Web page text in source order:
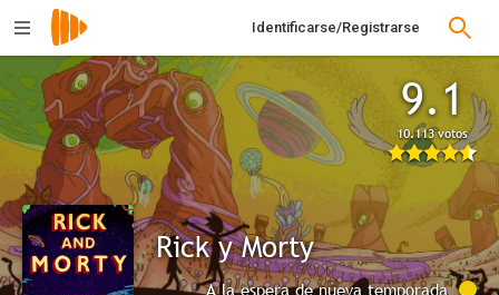
Identificarse/Registrarse
9.1
10.113 votos
Rick y Morty
A la espera de nueva temporada